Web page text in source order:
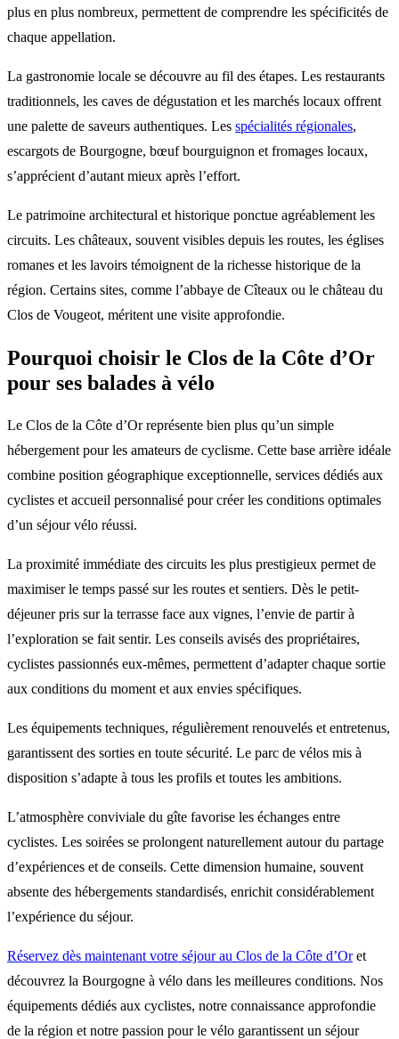
plus en plus nombreux, permettent de comprendre les spécificités de
chaque appellation.
La gastronomie locale se découvre au fil des étapes. Les restaurants
traditionnels, les caves de dégustation et les marchés locaux offrent
une palette de saveurs authentiques. Les spécialités régionales,
escargots de Bourgogne, bœuf bourguignon et fromages locaux,
s’apprécient d’autant mieux après l’effort.
Le patrimoine architectural et historique ponctue agréablement les
circuits. Les châteaux, souvent visibles depuis les routes, les églises
romanes et les lavoirs témoignent de la richesse historique de la
région. Certains sites, comme l’abbaye de Cîteaux ou le château du
Clos de Vougeot, méritent une visite approfondie.
Pourquoi choisir le Clos de la Côte d’Or
pour ses balades à vélo
Le Clos de la Côte d’Or représente bien plus qu’un simple
hébergement pour les amateurs de cyclisme. Cette base arrière idéale
combine position géographique exceptionnelle, services dédiés aux
cyclistes et accueil personnalisé pour créer les conditions optimales
d’un séjour vélo réussi.
La proximité immédiate des circuits les plus prestigieux permet de
maximiser le temps passé sur les routes et sentiers. Dès le petit-
déjeuner pris sur la terrasse face aux vignes, l’envie de partir à
l’exploration se fait sentir. Les conseils avisés des propriétaires,
cyclistes passionnés eux-mêmes, permettent d’adapter chaque sortie
aux conditions du moment et aux envies spécifiques.
Les équipements techniques, régulièrement renouvelés et entretenus,
garantissent des sorties en toute sécurité. Le parc de vélos mis à
disposition s’adapte à tous les profils et toutes les ambitions.
L’atmosphère conviviale du gîte favorise les échanges entre
cyclistes. Les soirées se prolongent naturellement autour du partage
d’expériences et de conseils. Cette dimension humaine, souvent
absente des hébergements standardisés, enrichit considérablement
l’expérience du séjour.
Réservez dès maintenant votre séjour au Clos de la Côte d’Oret
découvrez la Bourgogne à vélo dans les meilleures conditions. Nos
équipements dédiés aux cyclistes, notre connaissance approfondie
de la région et notre passion pour le vélo garantissent un séjour